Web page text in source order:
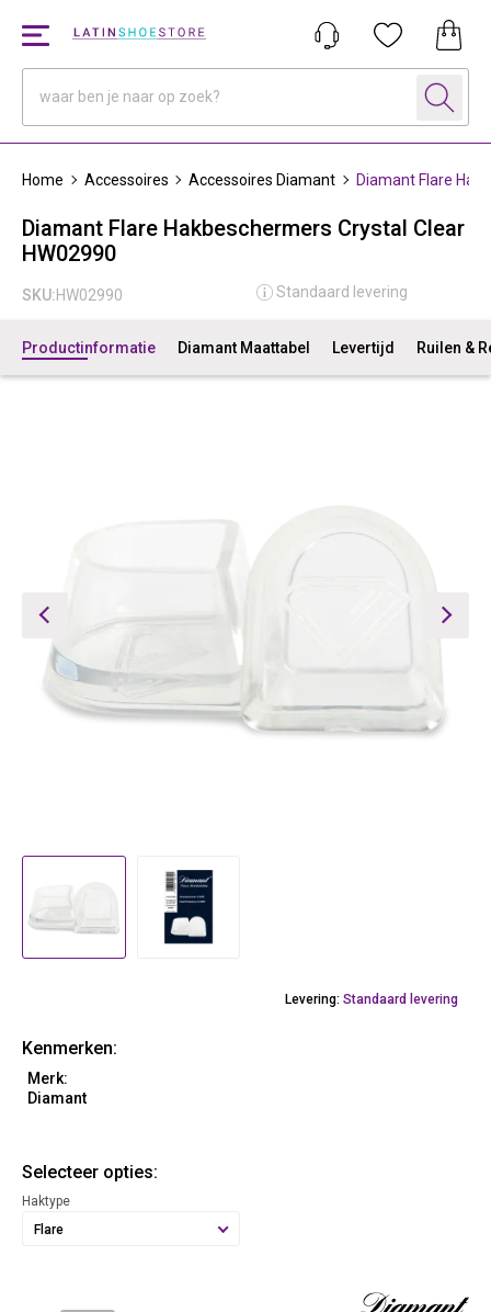
Home Accessoires Accessoires Diamant Diamant Flare
Diamant Flare Hakbeschermers Crystal Clear
HW02990
SKU:HW02990 Standaard levering
Productinformatie Diamant Maattabel Levertijd Ruilen &
Levering: Standaard levering
Kenmerken:
Merk:
Diamant
Selecteer opties:
Haktype
Flare